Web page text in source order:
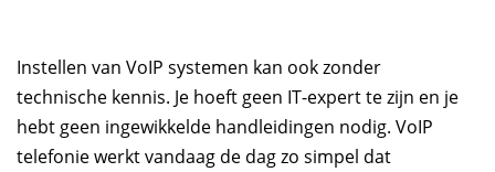
Instellen van VoIP systemen kan ook zonder
technische kennis. Je hoeft geen IT-expert te zijn en je
hebt geen ingewikkelde handleidingen nodig. VoIP
telefonie werkt vandaag de dag zo simpel dat